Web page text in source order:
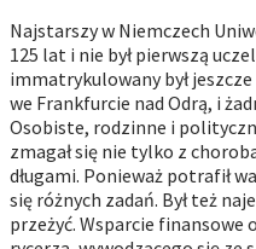
Najstarszy w Niemczech
125 lat i nie był pierwszą
immatrykulowany był
we Frankfurcie nad Odrą, i
Osobiste, rodzinne i
zmagał się nie tylko z
długami. Ponieważ potrafił
się różnych zadań. Był też
przeżyć. Wsparcie finansowe